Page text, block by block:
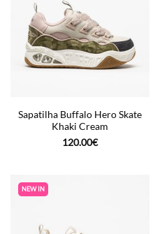
Sapatilha Buffalo Hero Skate
Khaki Cream
120.00€
NEW IN